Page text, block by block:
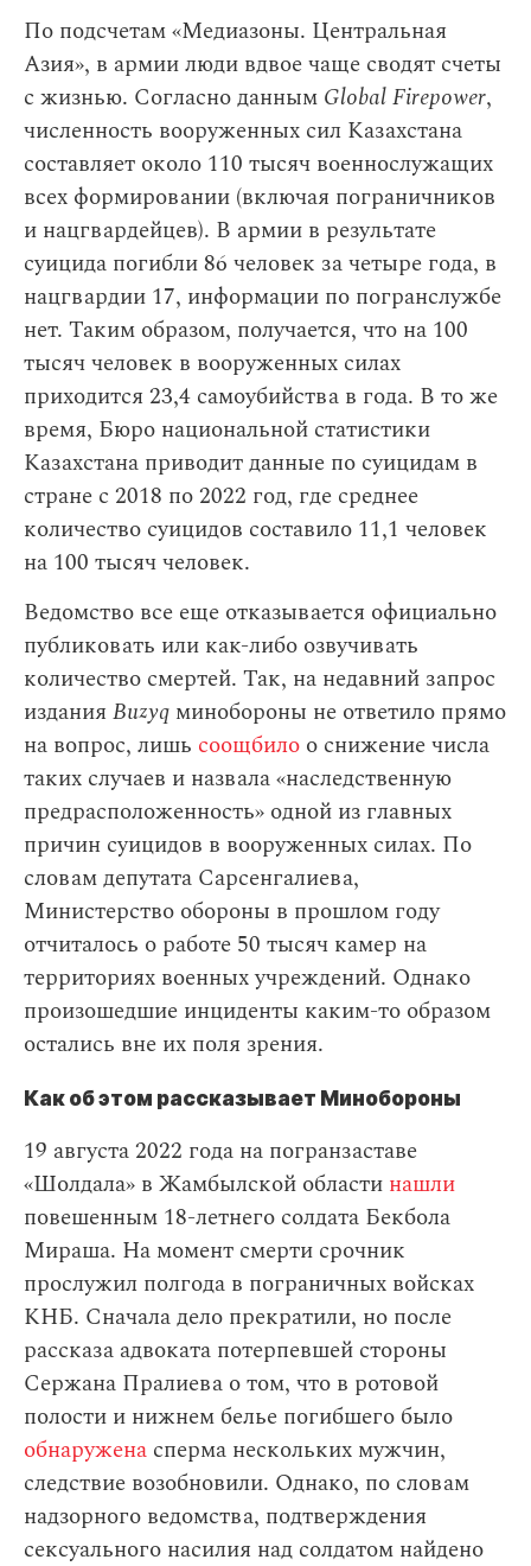
По подсчетам «Медиазоны. Центральная
Азия», в армии люди вдвое чаще сводят счеты
с жизнью. Согласно данным Global Firepower,
численность вооруженных сил Казахстана
составляет около 110 тысяч военнослужащих
всех формировании (включая пограничников
и нацгвардейцев). В армии в результате
суицида погибли 86 человек за четыре года, в
нацгвардии 17, информации по погранслужбе
нет. Таким образом, получается, что на 100
тысяч человек в вооруженных силах
приходится 23,4 самоубийства в года. В то же
время, Бюро национальной статистики
Казахстана приводит данные по суицидам в
стране с 2018 по 2022 год, где среднее
количество суицидов составило 11,1 человек
на 100 тысяч человек.
Ведомство все еще отказывается официально
публиковать или как-либо озвучивать
количество смертей. Так, на недавний запрос
издания Buzyq минобороны не ответило прямо
на вопрос, лишь соощбило о снижение числа
таких случаев и назвала «наследственную
предрасположенность» одной из главных
причин суицидов в вооруженных силах. По
словам депутата Сарсенгалиева,
Министерство обороны в прошлом году
отчиталось о работе 50 тысяч камер на
территориях военных учреждений. Однако
произошедшие инциденты каким-то образом
остались вне их поля зрения.
Как об этом рассказывает Минобороны
19 августа 2022 года на погранзаставе
«Шолдала» в Жамбылской области нашли
повешенным 18-летнего солдата Бекбола
Мираша. На момент смерти срочник
прослужил полгода в пограничных войсках
КНБ. Сначала дело прекратили, но после
рассказа адвоката потерпевшей стороны
Сержана Пралиева о том, что в ротовой
полости и нижнем белье погибшего было
обнаружена сперма нескольких мужчин,
следствие возобновили. Однако, по словам
надзорного ведомства, подтверждения
сексуального насилия над солдатом найдено